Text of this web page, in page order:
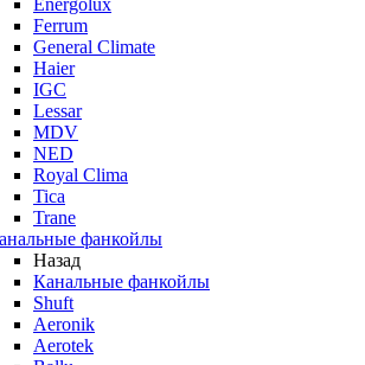
Energolux
Ferrum
General Climate
Haier
IGC
Lessar
MDV
NED
Royal Clima
Tica
Trane
фанкойлы
Назад
Канальные фанкойлы
Shuft
Aeronik
Aerotek